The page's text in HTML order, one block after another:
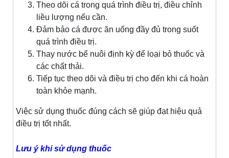
Theo dõi cá trong quá trình điều trị, điều chỉnh
liều lượng nếu cần.
Đảm bảo cá được ăn uống đầy đủ trong suốt
quá trình điều trị.
Thay nước bể nuôi định kỳ để loại bỏ thuốc và
các chất thải.
Tiếp tục theo dõi và điều trị cho đến khi cá hoàn
toàn khỏe mạnh.
Việc sử dụng thuốc đúng cách sẽ giúp đạt hiệu quả
điều trị tốt nhất.
Lưu ý khi sử dụng thuốc